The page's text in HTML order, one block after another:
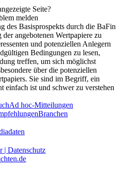
Seite?
melden
des Basisprospekts durch die BaFin
angebotenen Wertpapiere zu
und potenziellen Anlegern
Bedingungen zu lesen,
treffen, um sich möglichst
über die potenziellen
Sie sind im Begriff, ein
einfach ist und schwer zu verstehen
Ad hoc-Mitteilungen
Branchen
| Datenschutz